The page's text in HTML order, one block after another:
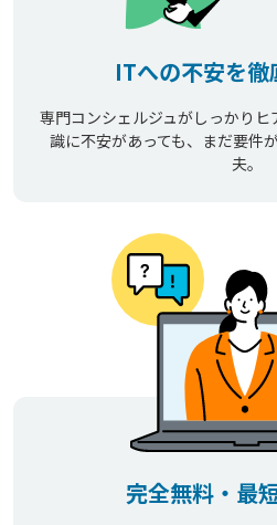
ITへの不安を徹
専門コンシェルジュがしっかり
識に不安があっても、まだ要件
夫。
完全無料・最